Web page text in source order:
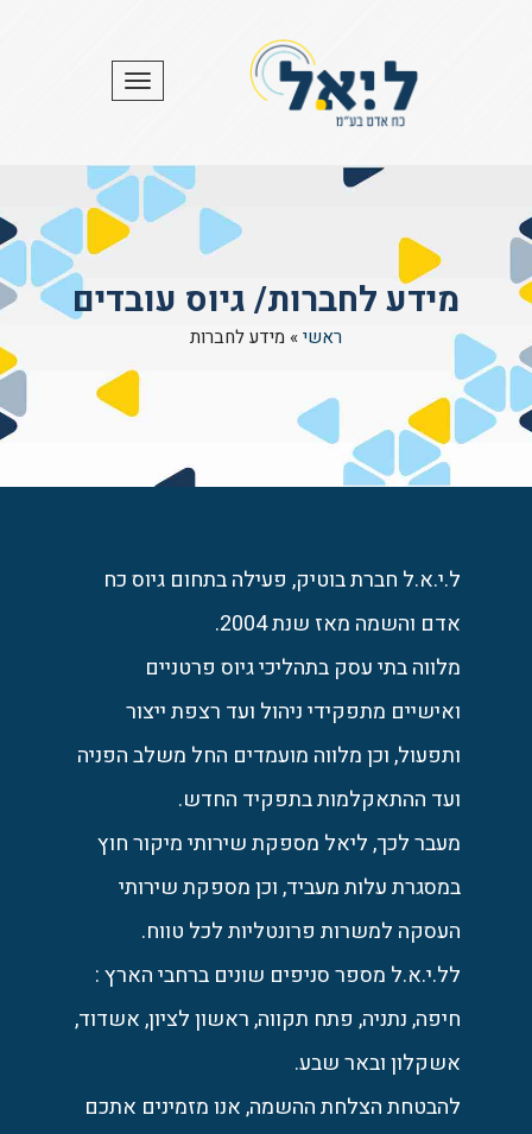
תפריט
מידע לחברות/ גיוס עובדים
ראשי» מידע לחברות
ל.י.א.ל חברת בוטיק, פעילה בתחום גיוס כח
אדם והשמה מאז שנת 2004.
מלווה בתי עסק בתהליכי גיוס פרטניים
ואישיים מתפקידי ניהול ועד רצפת ייצור
ותפעול, וכן מלווה מועמדים החל משלב הפניה
ועד ההתאקלמות בתפקיד החדש.
מעבר לכך, ליאל מספקת שירותי מיקור חוץ
במסגרת עלות מעביד, וכן מספקת שירותי
העסקה למשרות פרונטליות לכל טווח.
לל.י.א.ל מספר סניפים שונים ברחבי הארץ :
חיפה, נתניה, פתח תקווה, ראשון לציון, אשדוד,
אשקלון ובאר שבע.
להבטחת הצלחת ההשמה, אנו מזמינים אתכם